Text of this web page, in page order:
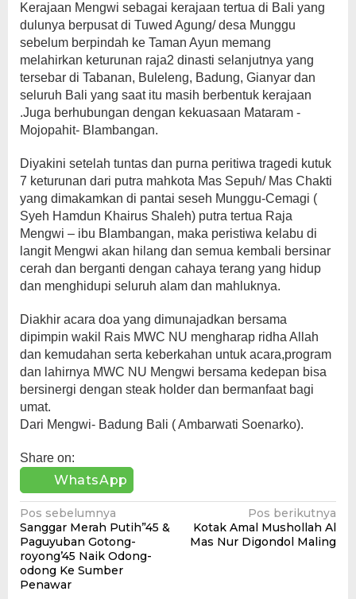
Kerajaan Mengwi sebagai kerajaan tertua di Bali yang
dulunya berpusat di Tuwed Agung/ desa Munggu
sebelum berpindah ke Taman Ayun memang
melahirkan keturunan raja2 dinasti selanjutnya yang
tersebar di Tabanan, Buleleng, Badung, Gianyar dan
seluruh Bali yang saat itu masih berbentuk kerajaan
.Juga berhubungan dengan kekuasaan Mataram -
Mojopahit- Blambangan.
Diyakini setelah tuntas dan purna peritiwa tragedi kutuk
7 keturunan dari putra mahkota Mas Sepuh/ Mas Chakti
yang dimakamkan di pantai seseh Munggu-Cemagi (
Syeh Hamdun Khairus Shaleh) putra tertua Raja
Mengwi – ibu Blambangan, maka peristiwa kelabu di
langit Mengwi akan hilang dan semua kembali bersinar
cerah dan berganti dengan cahaya terang yang hidup
dan menghidupi seluruh alam dan mahluknya.
Diakhir acara doa yang dimunajadkan bersama
dipimpin wakil Rais MWC NU mengharap ridha Allah
dan kemudahan serta keberkahan untuk acara,program
dan lahirnya MWC NU Mengwi bersama kedepan bisa
bersinergi dengan steak holder dan bermanfaat bagi
umat.
Dari Mengwi- Badung Bali ( Ambarwati Soenarko).
Share on:
WhatsApp
Navigasi
pos
Pos sebelumnya
Sanggar Merah Putih”45 &
Paguyuban Gotong-
royong’45 Naik Odong-
odong Ke Sumber
Penawar
Pos berikutnya
Kotak Amal Mushollah Al
Mas Nur Digondol Maling